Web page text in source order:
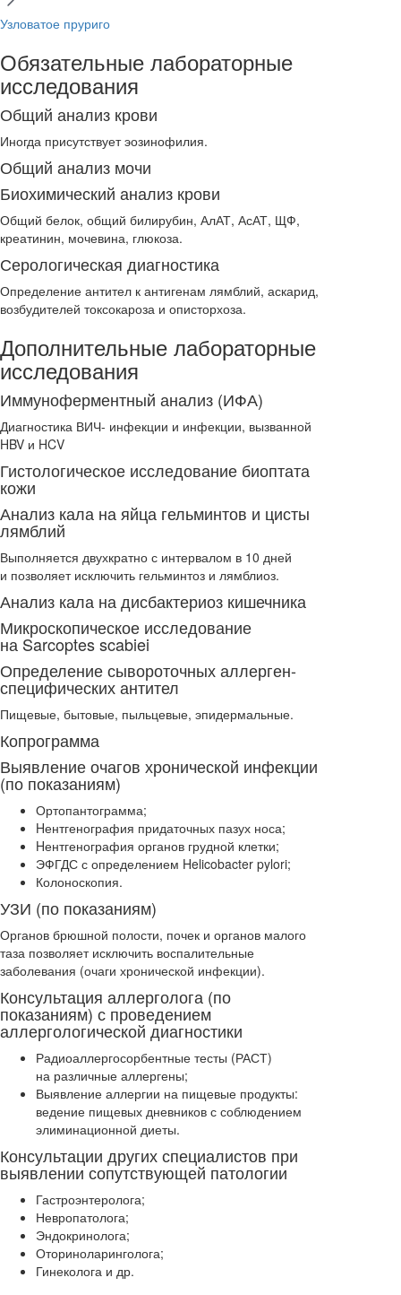
Узловатое пруриго
Обязательные лабораторные
исследования
Общий анализ крови
Иногда присутствует эозинофилия.
Общий анализ мочи
Биохимический анализ крови
Общий белок, общий билирубин, АлАТ, АсАТ, ЩФ,
креатинин, мочевина, глюкоза.
Серологическая диагностика
Определение антител к антигенам лямблий, аскарид,
возбудителей токсокароза и описторхоза.
Дополнительные лабораторные
исследования
Иммуноферментный анализ (ИФА)
Диагностика ВИЧ- инфекции и инфекции, вызванной
HBV и HCV
Гистологическое исследование биоптата
кожи
Анализ кала на яйца гельминтов и цисты
лямблий
Выполняется двухкратно с интервалом в 10 дней
и позволяет исключить гельминтоз и лямблиоз.
Анализ кала на дисбактериоз кишечника
Микроскопическое исследование
на Sarcoptes scabiei
Определение сывороточных аллерген-
специфических антител
Пищевые, бытовые, пыльцевые, эпидермальные.
Копрограмма
Выявление очагов хронической инфекции
(по показаниям)
Ортопантограмма;
Hентгенография придаточных пазух носа;
Hентгенография органов грудной клетки;
ЭФГДС с определением Helicobacter pylori;
Колоноскопия.
УЗИ (по показаниям)
Органов брюшной полости, почек и органов малого
таза позволяет исключить воспалительные
заболевания (очаги хронической инфекции).
Консультация аллерголога (по
показаниям) с проведением
аллергологической диагностики
Радиоаллергосорбентные тесты (РАСТ)
на различные аллергены;
Выявление аллергии на пищевые продукты:
ведение пищевых дневников с соблюдением
элиминационной диеты.
Консультации других специалистов при
выявлении сопутствующей патологии
Гастроэнтеролога;
Невропатолога;
Эндокринолога;
Оториноларинголога;
Гинеколога и др.